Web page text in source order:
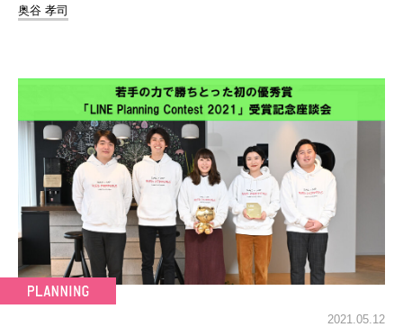
奥谷 孝司
2021.05.12